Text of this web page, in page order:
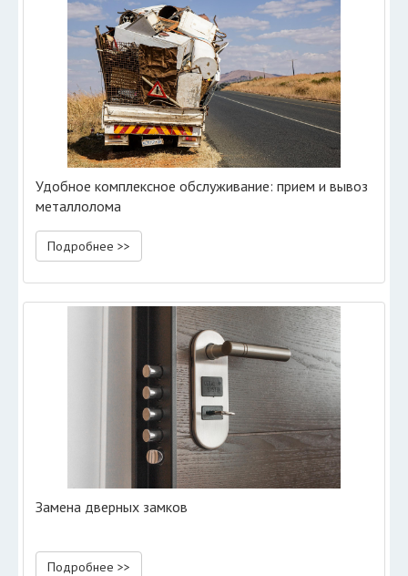
Удобное комплексное обслуживание: прием и вывоз
металлолома
Подробнее >>
Замена дверных замков
Подробнее >>